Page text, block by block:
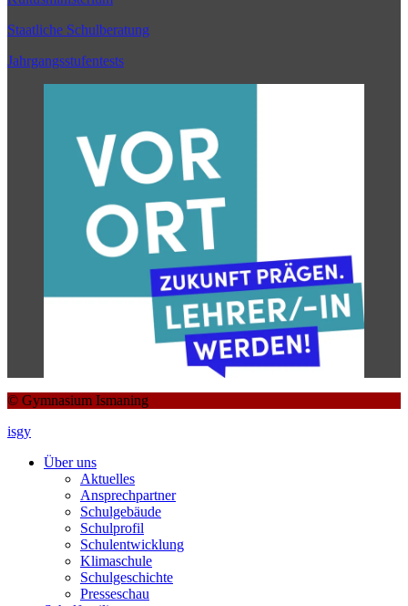
Staatliche Schulberatung
Jahrgangsstufentests
© Gymnasium Ismaning
isgy
Über uns
Aktuelles
Ansprechpartner
Schulgebäude
Schulprofil
Schulentwicklung
Klimaschule
Schulgeschichte
Presseschau